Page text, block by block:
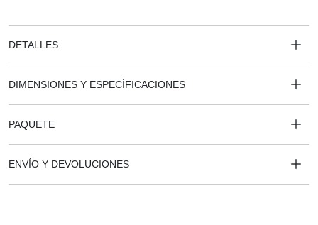
DETALLES
DIMENSIONES Y ESPECÍFICACIONES
PAQUETE
ENVÍO Y DEVOLUCIONES